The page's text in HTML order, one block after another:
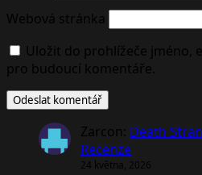
Webová stránka
Uložit do prohlížeče jméno,
pro budoucí komentáře.
Zarcon: Death
Recenze
24 května, 2026